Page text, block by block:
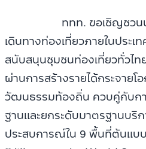
ททท. ขอเชิญชวนนักท่
เดินทางท่องเที่ยวภายในประ
สนับสนุนชุมชนท่องเที่ยวทั่วไท
ผ่านการสร้างรายได้กระจายโ
วัฒนธรรมท้องถิ่น ควบคู่กับก
ฐานและยกระดับมาตรฐานบ
ประสบการณ์ใน 9 พื้นที่ต้นแบ